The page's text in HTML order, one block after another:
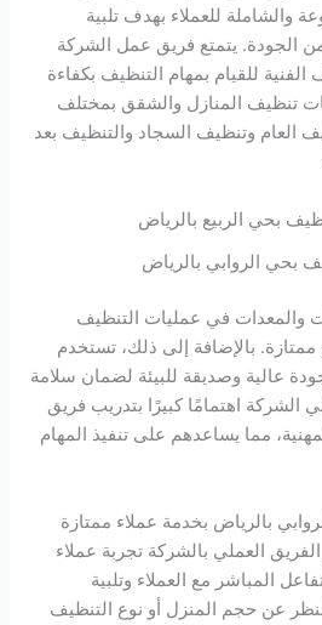
والشاملة للعملاء بهدف تلبية
الجودة. يتمتع فريق عمل الشركة
الفنية للقيام بمهام التنظيف بكفاءة
تنظيف المنازل والشقق بمختلف
العام وتنظيف السجاد والتنظيف بعد
بحي الروابي بالرياض
والمعدات في عمليات التنظيف
بالإضافة إلى ذلك، تستخدم
عالية وصديقة للبيئة لضمان سلامة
الشركة اهتمامًا كبيرًا بتدريب فريق
مما يساعدهم على تنفيذ المهام
بالرياض بخدمة عملاء ممتازة
العملي بالشركة تجربة عملاء
المباشر مع العملاء وتلبية
عن حجم المنزل أو نوع التنظيف